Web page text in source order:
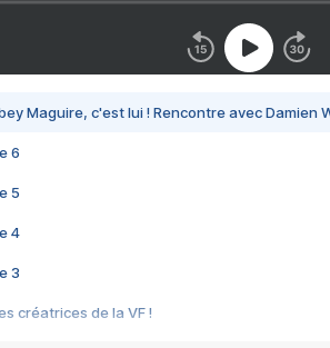
Maguire, c'est lui ! Rencontre avec Damien
6
5
4
3
créatrices de la VF !